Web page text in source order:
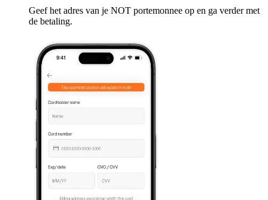
Geef het adres van je NOT portemonnee op en ga verder met
de betaling.